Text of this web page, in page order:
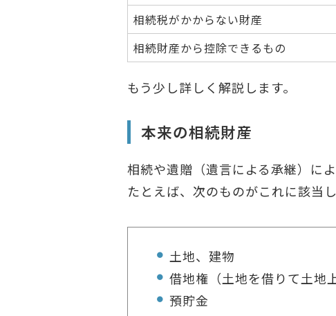
相続税がかからない財産
相続財産から控除できるもの
もう少し詳しく解説します。
本来の相続財産
相続や遺贈（遺言による承継）に
たとえば、次のものがこれに該当し
土地、建物
借地権（土地を借りて土地
預貯金